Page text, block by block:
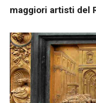
maggiori artisti del